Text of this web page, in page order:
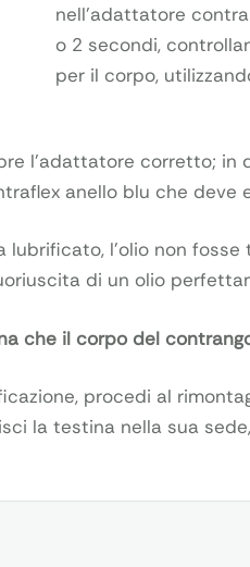
nell’adattatore
o 2 secondi,
per il corpo,
l’adattatore corretto;
anello blu che deve
lubrificato, l’olio non
di un olio
che il corpo del
procedi al
la testina nella sua